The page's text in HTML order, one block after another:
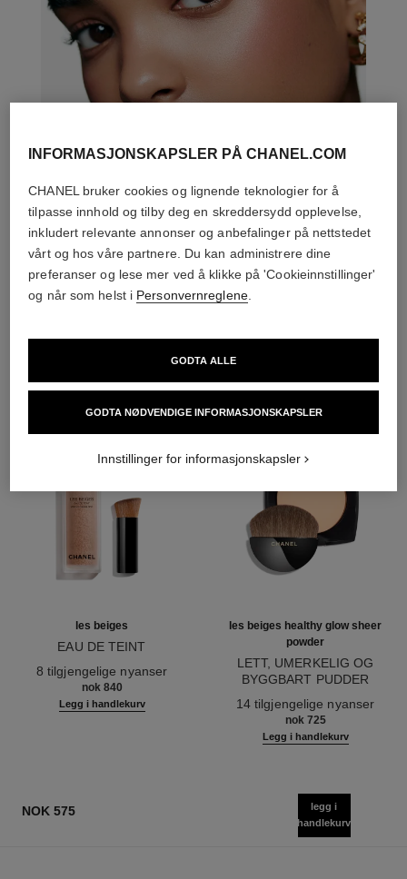
les beiges
EAU DE TEINT
8 tilgjengelige nyanser
nok 840
Legg i handlekurv
les beiges healthy glow sheer
powder
LETT, UMERKELIG OG
BYGGBART PUDDER
14 tilgjengelige nyanser
nok 725
Legg i handlekurv
NOK 575
legg i
handlekurv
INFORMASJONSKAPSLER PÅ CHANEL.COM
CHANEL bruker cookies og lignende teknologier for å
tilpasse innhold og tilby deg en skreddersydd opplevelse,
inkludert relevante annonser og anbefalinger på nettstedet
vårt og hos våre partnere. Du kan administrere dine
preferanser og lese mer ved å klikke på 'Cookieinnstillinger'
og når som helst i Personvernreglene.
GODTA NØDVENDIGE INFORMASJONSKAPSLER
GODTA ALLE
Innstillinger for informasjonskapsler